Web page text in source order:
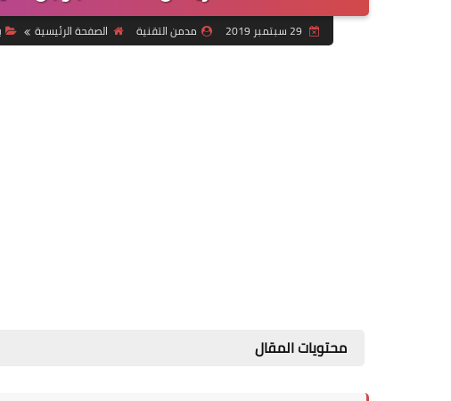
مدمن التقنية الصفحة الرئيسية
محتويات المقال